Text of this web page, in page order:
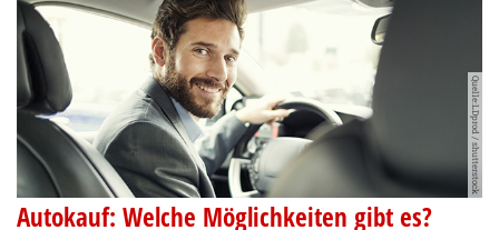
Quelle:LDprod / shutterstock
Autokauf: Welche Möglichkeiten gibt es?